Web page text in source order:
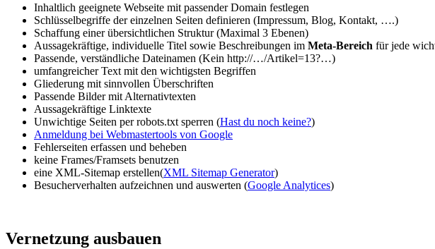
Inhaltlich geeignete Webseite mit passender Domain festlegen
Schlüsselbegriffe der einzelnen Seiten definieren (Impressum, Blog, Kontakt, ….)
Schaffung einer übersichtlichen Struktur (Maximal 3 Ebenen)
Aussagekräftige, individuelle Titel sowie Beschreibungen im Meta-Bereich für jede
Passende, verständliche Dateinamen (Kein http://…/Artikel=13?…)
umfangreicher Text mit den wichtigsten Begriffen
Gliederung mit sinnvollen Überschriften
Passende Bilder mit Alternativtexten
Aussagekräftige Linktexte
Unwichtige Seiten per robots.txt sperren (Hast du noch keine?)
Anmeldung bei Webmastertools von Google
Fehlerseiten erfassen und beheben
keine Frames/Framsets benutzen
eine XML-Sitemap erstellen(XML Sitemap Generator)
Besucherverhalten aufzeichnen und auswerten (Google Analytices)
Vernetzung ausbauen